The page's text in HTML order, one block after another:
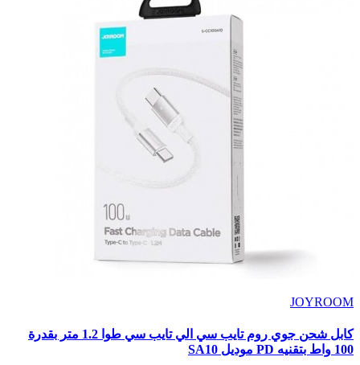
JOYROOM
كابل شحن جوي روم تايب سي الي تايب سي طوا 1.2 متر بقدرة
100 واط بتقنيه PD موديل SA10